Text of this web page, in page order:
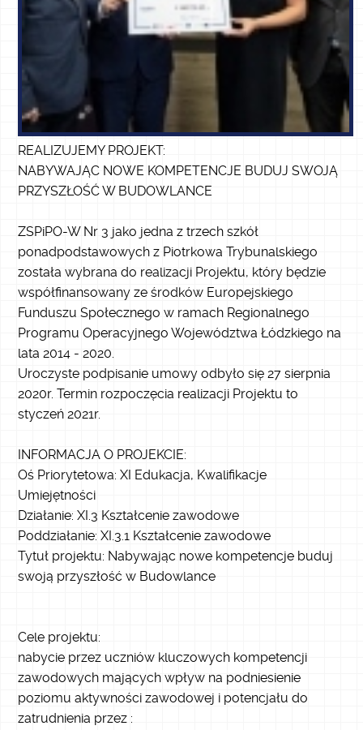
REALIZUJEMY PROJEKT:
NABYWAJĄC NOWE KOMPETENCJE BUDUJ SWOJĄ
PRZYSZŁOŚĆ W BUDOWLANCE
ZSPiPO-W Nr 3 jako jedna z trzech szkół
ponadpodstawowych z Piotrkowa Trybunalskiego
została wybrana do realizacji Projektu, który będzie
współfinansowany ze środków Europejskiego
Funduszu Społecznego w ramach Regionalnego
Programu Operacyjnego Województwa Łódzkiego na
lata 2014 - 2020.
Uroczyste podpisanie umowy odbyło się 27 sierpnia
2020r. Termin rozpoczęcia realizacji Projektu to
styczeń 2021r.
INFORMACJA O PROJEKCIE:
Oś Priorytetowa: XI Edukacja, Kwalifikacje
Umiejętności
Działanie: XI.3 Kształcenie zawodowe
Poddziałanie: XI.3.1 Kształcenie zawodowe
Tytuł projektu: Nabywając nowe kompetencje buduj
swoją przyszłość w Budowlance
Cele projektu:
nabycie przez uczniów kluczowych kompetencji
zawodowych mających wpływ na podniesienie
poziomu aktywności zawodowej i potencjału do
zatrudnienia przez :